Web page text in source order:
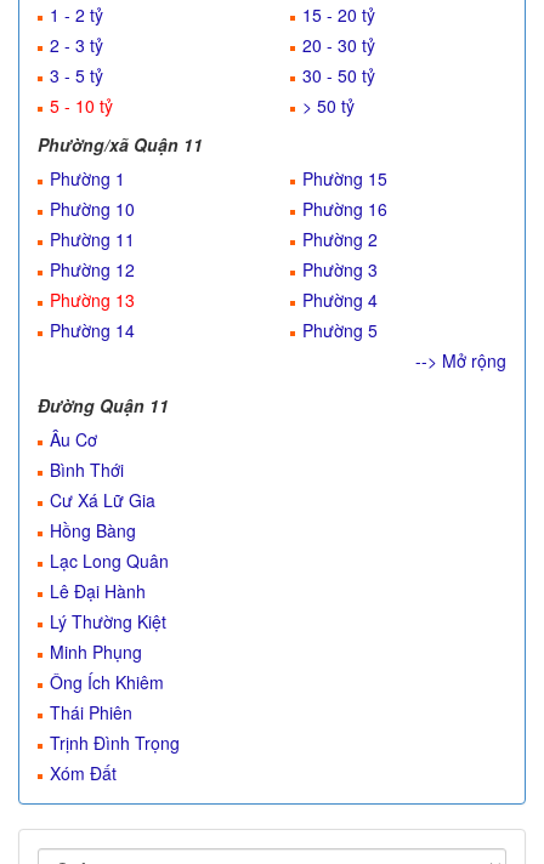
1 - 2 tỷ
2 - 3 tỷ
3 - 5 tỷ
5 - 10 tỷ
15 - 20 tỷ
20 - 30 tỷ
30 - 50 tỷ
> 50 tỷ
Phường/xã Quận 11
Phường 1
Phường 10
Phường 11
Phường 12
Phường 13
Phường 14
Phường 15
Phường 16
Phường 2
Phường 3
Phường 4
Phường 5
--> Mở rộng
Đường Quận 11
Âu Cơ
Bình Thới
Cư Xá Lữ Gia
Hồng Bàng
Lạc Long Quân
Lê Đại Hành
Lý Thường Kiệt
Minh Phụng
Ông Ích Khiêm
Thái Phiên
Trịnh Đình Trọng
Xóm Đất